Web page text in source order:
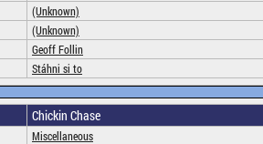
(Unknown)
(Unknown)
Geoff Follin
Stáhni si to
Chickin Chase
Miscellaneous